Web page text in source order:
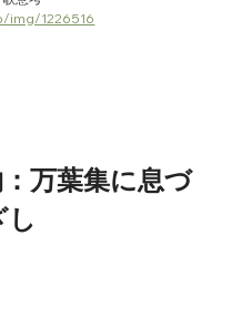
img/1226516
万葉集に息づ
し